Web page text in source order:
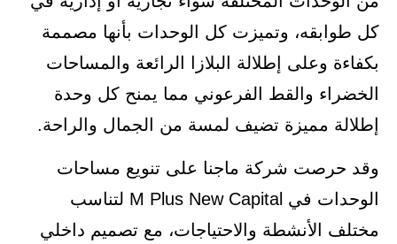
كل طوابقه، وتميزت كل الوحدات بأنها مصممة
بكفاءة وعلى إطلالة البلازا الرائعة والمساحات
الخضراء والقط الفرعوني مما يمنح كل وحدة
إطلالة مميزة تضيف لمسة من الجمال والراحة.
وقد حرصت شركة ماجنا على تنويع مساحات
الوحدات في M Plus New Capital لتناسب
مختلف الأنشطة والاحتياجات، مع تصميم داخلي